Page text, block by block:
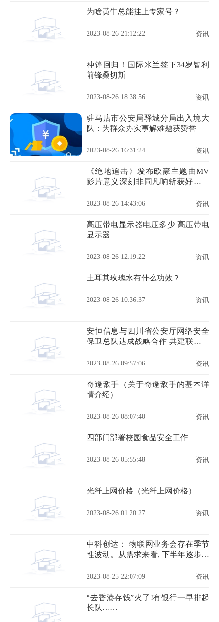
为啥黄牛总能挂上专家号？
2023-08-26 21:12:22 资讯
神锋回归！国际米兰签下34岁智利
前锋桑切斯
2023-08-26 18:38:56 资讯
驻马店市公安局驿城分局出入境大
队：为群众办实事解难题获赞誉
2023-08-26 16:31:24 资讯
《绝地追击》发布欧豪主题曲MV
影片意义深刻非同凡响斩获好评无
2023-08-26 14:43:06 资讯
高压带电显示器电压多少 高压带电
显示器
2023-08-26 12:19:22 资讯
土耳其玫瑰水有什么功效？
2023-08-26 10:36:37 资讯
安恒信息与四川省公安厅网络安全
保卫总队达成战略合作 共建联合实
2023-08-26 09:57:06 资讯
奇逢敌手（关于奇逢敌手的基本详
情介绍）
2023-08-26 08:07:40 资讯
四部门部署校园食品安全工作
2023-08-26 05:55:48 资讯
光纤上网价格（光纤上网价格）
2023-08-26 01:20:27 资讯
中科创达： 物联网业务会存在季节
性波动。从需求来看, 下半年逐步恢
2023-08-25 22:07:09 资讯
“去香港存钱”火了!有银行一早排起
长队……